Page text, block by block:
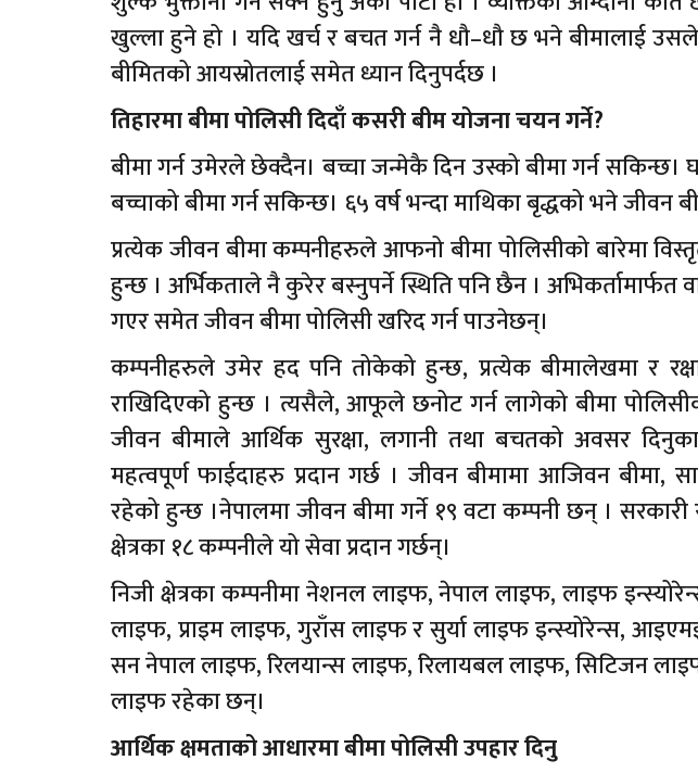
खुल्ला हुने हो । यदि खर्च र बचत गर्न नै धौ–धौ छ भने बीमालाई
बीमितको आयस्रोतलाई समेत ध्यान दिनुपर्दछ ।
तिहारमा बीमा पोलिसी दिदाँ कसरी बीम योजना चयन गर्ने?
बीमा गर्न उमेरले छेक्दैन। बच्चा जन्मेकै दिन उस्को बीमा गर्न
बच्चाको बीमा गर्न सकिन्छ। ६५ वर्ष भन्दा माथिका बृद्धको भने जीवन
प्रत्येक जीवन बीमा कम्पनीहरुले आफनो बीमा पोलिसीको बारेमा
हुन्छ । अर्भिकताले नै कुरेर बस्नुपर्ने स्थिति पनि छैन ।
गएर समेत जीवन बीमा पोलिसी खरिद गर्न पाउनेछन्।
कम्पनीहरुले उमेर हद पनि तोकेको हुन्छ, प्रत्येक बीमालेखमा र
राखिदिएको हुन्छ । त्यसैले, आफूले छनोट गर्न लागेको बीमा
जीवन बीमाले आर्थिक सुरक्षा, लगानी तथा बचतको अवसर
महत्वपूर्ण फाईदाहरु प्रदान गर्छ । जीवन बीमामा आजिवन बीमा,
रहेको हुन्छ ।नेपालमा जीवन बीमा गर्ने १९ वटा कम्पनी छन् । सरकारी
क्षेत्रका १८ कम्पनीले यो सेवा प्रदान गर्छन्।
निजी क्षेत्रका कम्पनीमा नेशनल लाइफ, नेपाल लाइफ, लाइफ
लाइफ, प्राइम लाइफ, गुराँस लाइफ र सुर्या लाइफ इन्स्योरेन्स,
सन नेपाल लाइफ, रिलयान्स लाइफ, रिलायबल लाइफ, सिटिजन
लाइफ रहेका छन्।
आर्थिक क्षमताको आधारमा बीमा पोलिसी उपहार दिनु